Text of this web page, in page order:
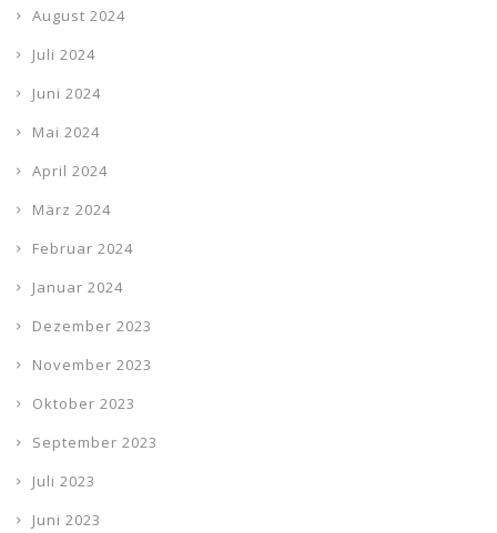
August 2024
Juli 2024
Juni 2024
Mai 2024
April 2024
März 2024
Februar 2024
Januar 2024
Dezember 2023
November 2023
Oktober 2023
September 2023
Juli 2023
Juni 2023